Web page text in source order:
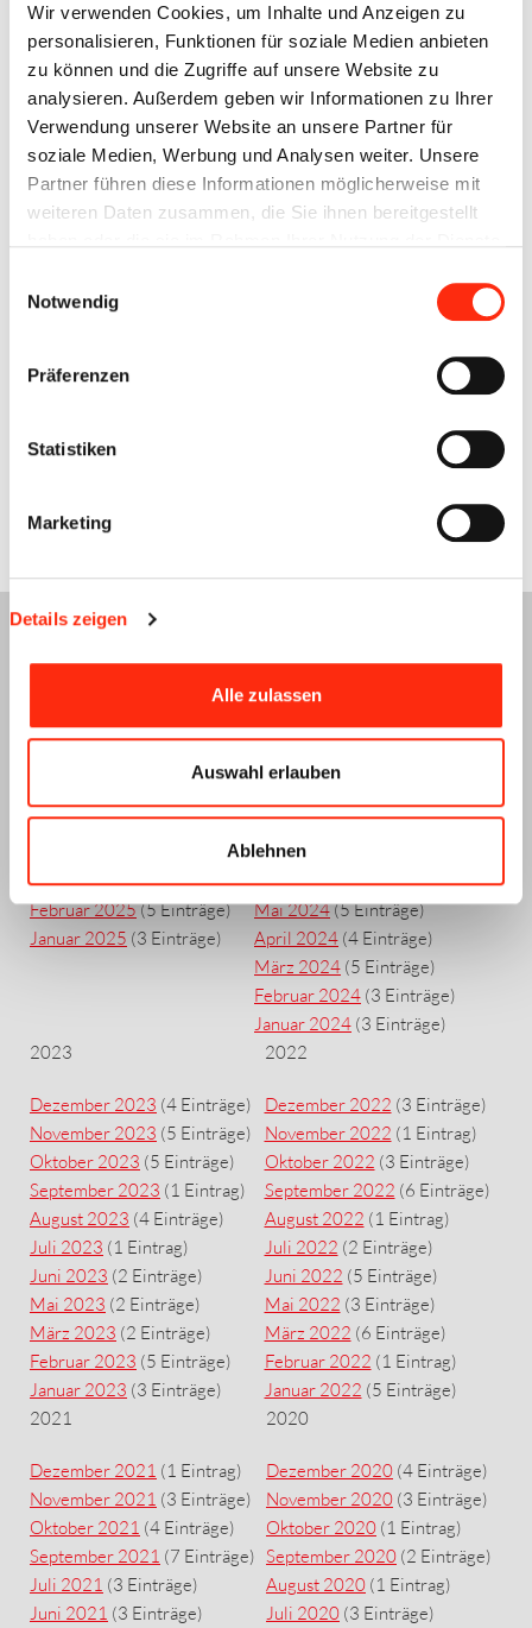
Wir verwenden Cookies, um Inhalte und Anzeigen zu
personalisieren, Funktionen für soziale Medien anbieten
zu können und die Zugriffe auf unsere Website zu
analysieren. Außerdem geben wir Informationen zu Ihrer
Verwendung unserer Website an unsere Partner für
soziale Medien, Werbung und Analysen weiter. Unsere
Partner führen diese Informationen möglicherweise mit
weiteren Daten zusammen, die Sie ihnen bereitgestellt
Notwendig
Präferenzen
Statistiken
Marketing
Details zeigen
Alle zulassen
Auswahl erlauben
Ablehnen
08.11.2017
Soroptimist International (SI) ist die weltweit größte
Service-Organisation berufstätiger Frauen mit
Grundsätzlich befassen sich die Soroptimistinnen mit…
(3 Einträge)
Mai 2025(4 Einträge)
März 2025(2 Einträge)
Februar 2025(5 Einträge)
Januar 2025 (3 Einträge)
November 2024
September 2024(2 Einträge)
August 2024
Juli 2024(3 Einträge)
Mai 2024(5 Einträge)
April 2024 (4 Einträge)
März 2024 (5 Einträge)
Februar 2024 (3 Einträge)
Januar 2024 (3 Einträge)
2023
Dezember 2023 (4 Einträge)
November 2023 (5 Einträge)
Oktober 2023 (5 Einträge)
September 2023 (1 Eintrag)
August 2023 (4 Einträge)
Juli 2023 (1 Eintrag)
Juni 2023 (2 Einträge)
Mai 2023 (2 Einträge)
März 2023 (2 Einträge)
Februar 2023 (5 Einträge)
Januar 2023 (3 Einträge)
2022
Dezember 2022 (3 Einträge)
November 2022 (1 Eintrag)
Oktober 2022 (3 Einträge)
September 2022 (6 Einträge)
August 2022 (1 Eintrag)
Juli 2022 (2 Einträge)
Juni 2022 (5 Einträge)
Mai 2022 (3 Einträge)
März 2022 (6 Einträge)
Februar 2022 (1 Eintrag)
Januar 2022 (5 Einträge)
2021
Dezember 2021 (1 Eintrag)
November 2021 (3 Einträge)
Oktober 2021 (4 Einträge)
September 2021 (7 Einträge)
Juli 2021 (3 Einträge)
Juni 2021 (3 Einträge)
2020
Dezember 2020 (4 Einträge)
November 2020 (3 Einträge)
Oktober 2020 (1 Eintrag)
September 2020 (2 Einträge)
August 2020 (1 Eintrag)
Juli 2020 (3 Einträge)